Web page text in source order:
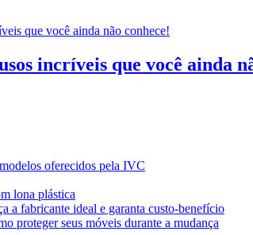
incríveis que você ainda
oferecidos pela IVC
lona plástica
a fabricante ideal e garanta custo-benefício
proteger seus móveis durante a mudança